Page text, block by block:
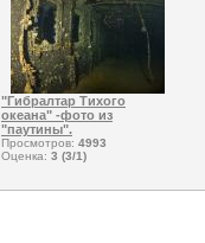
"Гибралтар Тихого
океана" -фото из
"паутины".
Просмотров: 4993
Оценка: 3 (3/1)